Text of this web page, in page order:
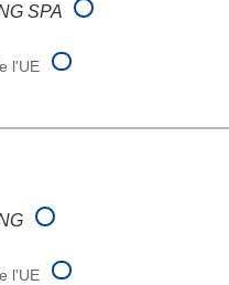
SPA
l'UE
l'UE